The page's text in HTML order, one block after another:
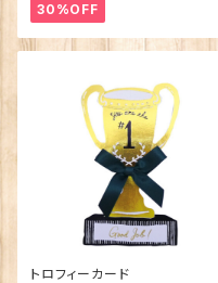
30%OFF
トロフィーカード